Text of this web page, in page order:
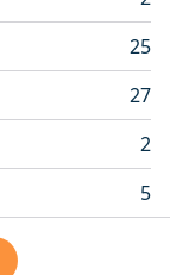
25
27
2
5